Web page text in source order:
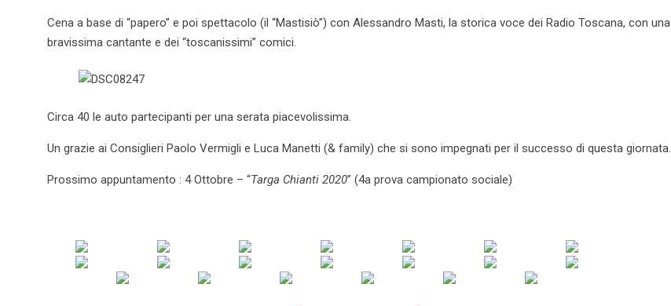
Cena a base di “papero” e poi spettacolo (il “Mastisiò”) con Alessandro Masti, la storica voce dei Radio Toscana, con una
bravissima cantante e dei “toscanissimi” comici.
Circa 40 le auto partecipanti per una serata piacevolissima.
Un grazie ai Consiglieri Paolo Vermigli e Luca Manetti (& family) che si sono impegnati per il successo di questa giornata.
Prossimo appuntamento : 4 Ottobre – “Targa Chianti 2020” (4a prova campionato sociale)